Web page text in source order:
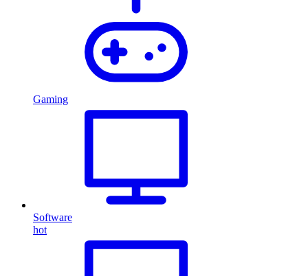
Gaming
Software
hot